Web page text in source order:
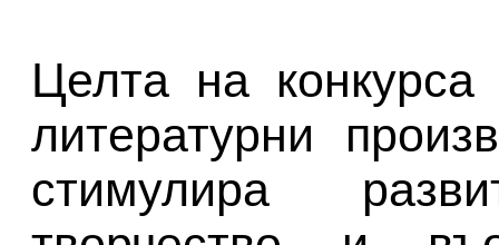
Целта на
литературни
стимулира